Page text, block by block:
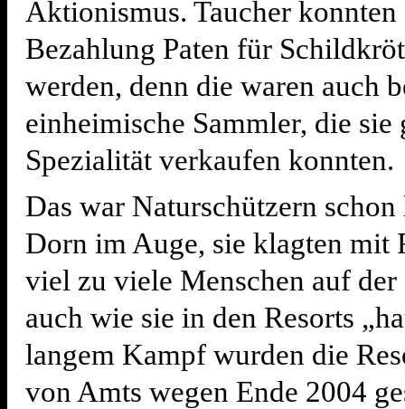
Aktionismus. Taucher konnten
Bezahlung Paten für
werden, denn die waren auch
einheimische Sammler, die sie
Spezialität verkaufen konnten.
Das war Naturschützern schon
Dorn im Auge, sie klagten mit
viel zu viele Menschen auf
auch wie sie in den Resorts
langem Kampf wurden die
von Amts wegen Ende 2004